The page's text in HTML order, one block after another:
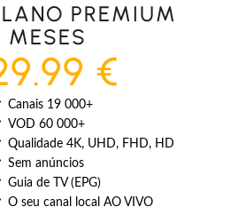
PREMIUM
MESES
€
Canais 19 000+
VOD 60 000+
Qualidade 4K, UHD, FHD, HD
Sem anúncios
Guia de TV (EPG)
O seu canal local AO VIVO